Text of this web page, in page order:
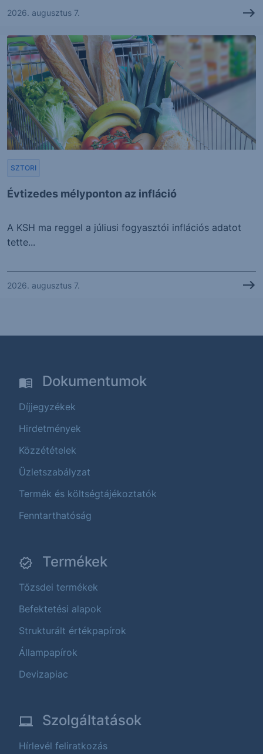
2026. augusztus 7.
Évtizedes mélyponton az infláció
SZTORI
A KSH ma reggel a júliusi fogyasztói inflációs adatot
tette...
2026. augusztus 7.
Dokumentumok
Díjjegyzékek
Hirdetmények
Közzétételek
Üzletszabályzat
Termék és költségtájékoztatók
Fenntarthatóság
Termékek
Tőzsdei termékek
Befektetési alapok
Strukturált értékpapírok
Állampapírok
Devizapiac
Szolgáltatások
Hírlevél feliratkozás